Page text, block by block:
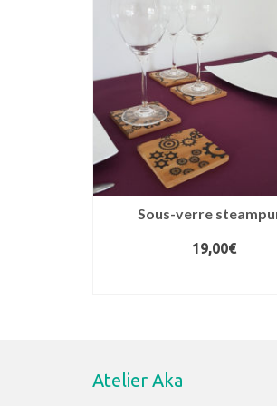
Sous-verre
19,00€
Atelier Aka